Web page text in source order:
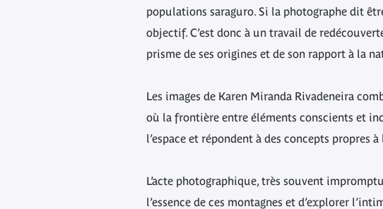
populations saraguro. Si la photographe dit
objectif. C’est donc à un travail de
prisme de ses origines et de son rapport à la
Les images de Karen Miranda Rivadeneira
où la frontière entre éléments conscients et
l’espace et répondent à des concepts
L’acte photographique, très souvent
l’essence de ces montagnes et d’explorer